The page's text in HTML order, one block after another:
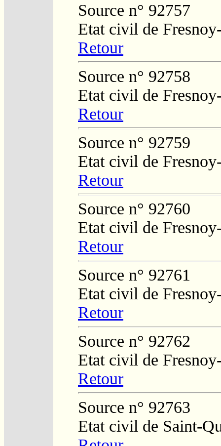
Source n° 92757
Etat civil de
Retour
Source n° 92758
Etat civil de
Retour
Source n° 92759
Etat civil de
Retour
Source n° 92760
Etat civil de
Retour
Source n° 92761
Etat civil de
Retour
Source n° 92762
Etat civil de
Retour
Source n° 92763
Etat civil de Saint-